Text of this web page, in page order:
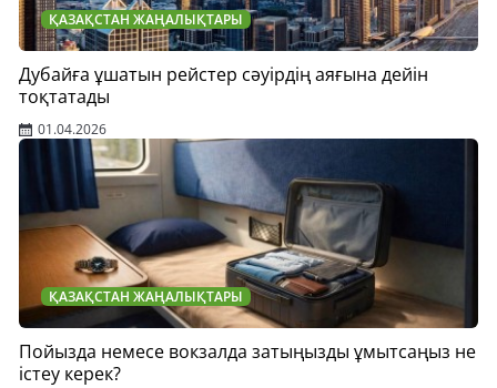
ҚАЗАҚСТАН ЖАҢАЛЫҚТАРЫ
Дубайға ұшатын рейстер сәуірдің аяғына дейін
тоқтатады
01.04.2026
ҚАЗАҚСТАН ЖАҢАЛЫҚТАРЫ
Пойызда немесе вокзалда затыңызды ұмытсаңыз не
істеу керек?